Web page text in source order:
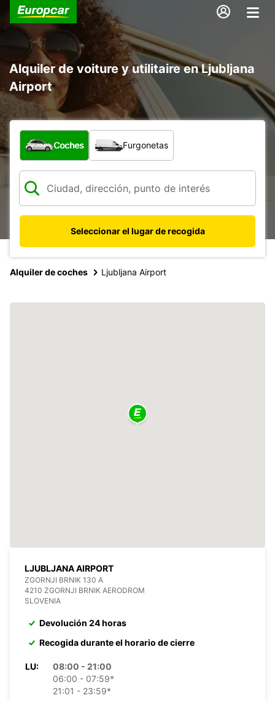
Alquiler de voiture y utilitaire en Ljubljana
Airport
¿Qué tipo de vehículo?
Coches Furgonetas
Seleccionar el lugar de recogida
Alquiler de coches Ljubljana Airport
LJUBLJANA AIRPORT
ZGORNJI BRNIK 130 A
4210 ZGORNJI BRNIK AERODROM
SLOVENIA
Devolución 24 horas
Recogida durante el horario de cierre
LU:
08:00 - 21:00
06:00 - 07:59*
21:01 - 23:59*